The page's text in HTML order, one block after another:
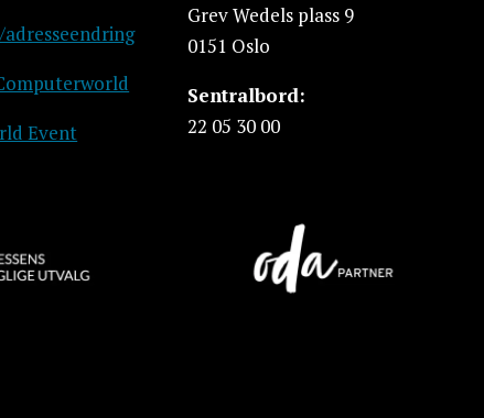
Event
Grev Wedels plass 9
0151 Oslo
Sentralbord:
22 05 30 00